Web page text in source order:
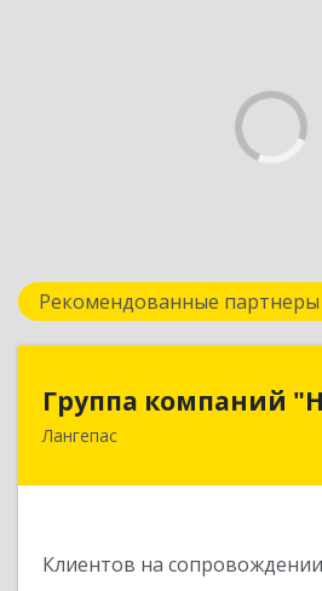
Рекомендованные партнеры
Группа компаний
Лангепас
Клиентов на сопровождении
Группа
628672, Тюменская обл,